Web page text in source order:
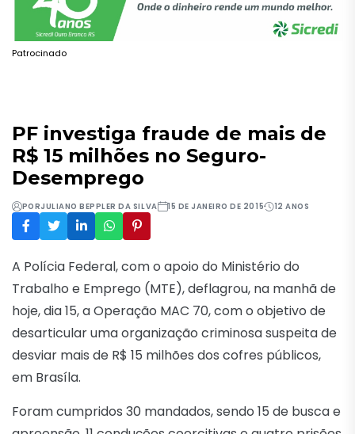
Patrocinado
PF investiga fraude de mais de
R$ 15 milhões no Seguro-
Desemprego
PORJULIANO BEPPLER DA SILVA 15 DE JANEIRO DE 2015 12 ANOS
A Polícia Federal, com o apoio do Ministério do
Trabalho e Emprego (MTE), deflagrou, na manhã de
hoje, dia 15, a Operação MAC 70, com o objetivo de
desarticular uma organização criminosa suspeita de
desviar mais de R$ 15 milhões dos cofres públicos,
em Brasíla.
Foram cumpridos 30 mandados, sendo 15 de busca e